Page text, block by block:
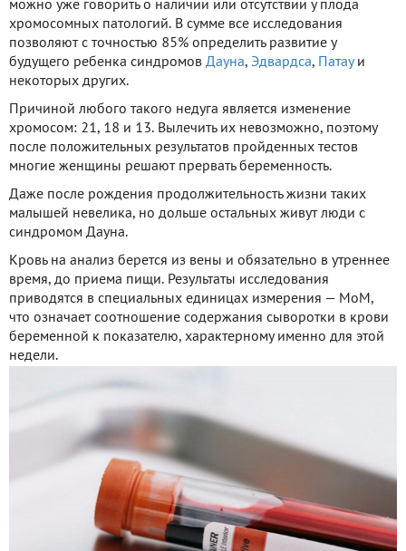
можно уже говорить о наличии или отсутствии у плода
хромосомных патологий. В сумме все исследования
позволяют с точностью 85% определить развитие у
будущего ребенка синдромов Дауна, Эдвардса, Патауи
некоторых других.
Причиной любого такого недуга является изменение
хромосом: 21, 18 и 13. Вылечить их невозможно, поэтому
после положительных результатов пройденных тестов
многие женщины решают прервать беременность.
Даже после рождения продолжительность жизни таких
малышей невелика, но дольше остальных живут люди с
синдромом Дауна.
Кровь на анализ берется из вены и обязательно в утреннее
время, до приема пищи. Результаты исследования
приводятся в специальных единицах измерения — МоМ,
что означает соотношение содержания сыворотки в крови
беременной к показателю, характерному именно для этой
недели.